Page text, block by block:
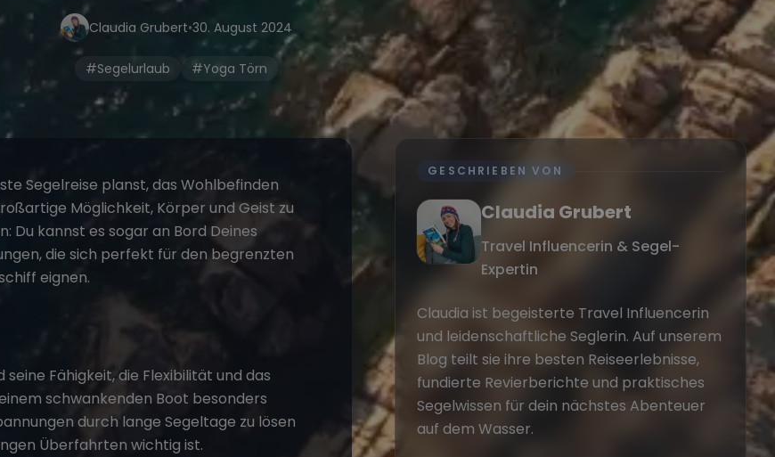
Claudia Grubert•30. August 2024
#Segelurlaub #Yoga Törn
Segelreise planst, das Wohlbefinden
Möglichkeit, Körper und Geist zu
Du kannst es sogar an Bord Deines
die sich perfekt für den begrenzten
eignen.
Fähigkeit, die Flexibilität und das
schwankenden Boot besonders
durch lange Segeltage zu lösen
Überfahrten wichtig ist.
GESCHRIEBEN VON
Claudia Grubert
Travel Influencerin & Segel-
Expertin
Claudia ist begeisterte Travel Influencerin
und leidenschaftliche Seglerin. Auf unserem
Blog teilt sie ihre besten Reiseerlebnisse,
fundierte Revierberichte und praktisches
Segelwissen für dein nächstes Abenteuer
auf dem Wasser.